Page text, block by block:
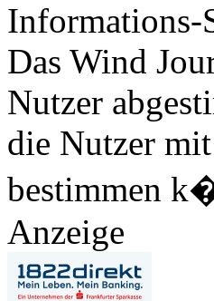
Informations-
Das Wind
Nutzer
die Nutzer
bestimmen
Anzeige